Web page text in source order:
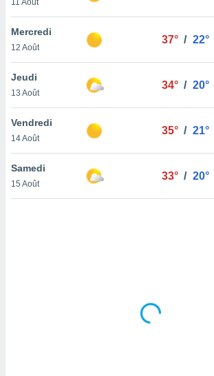
la
du
en
de
Mercredi
12 Août
37° / 22°
Jeudi
13 Août
34° / 20°
Vendredi
14 Août
35° / 21°
Samedi
15 Août
33° / 20°